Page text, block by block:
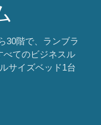
30階で、ランブラ
べてのビジネスル
サイズベッド1台